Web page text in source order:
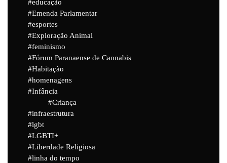
educação
Emenda Parlamentar
esportes
Exploração Animal
feminismo
Fórum Paranaense de Cannabis
Habitação
homenagens
Infância
Criança
infraestrutura
lgbt
LGBTI+
Liberdade Religiosa
linha do tempo